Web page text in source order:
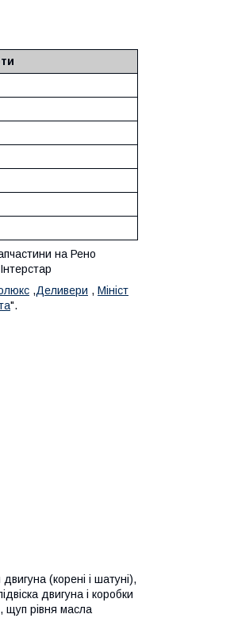
на Рено
,Деливери , Мініст
".
(корені і шатуні),
двигуна і коробки
щуп рівня масла